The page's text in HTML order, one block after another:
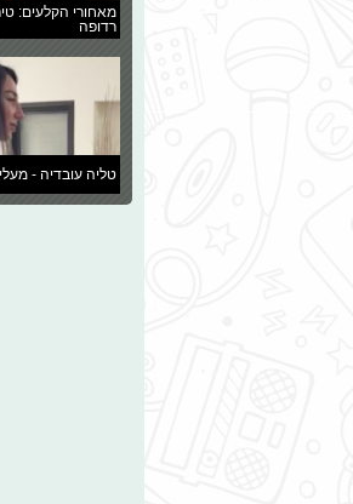
מאחורי הקלעים:
רדופה
טליה עובדיה -